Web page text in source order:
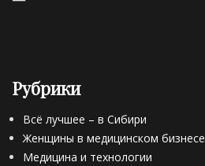
Рубрики
Всё лучшее – в Сибири
Женщины в медицинском бизнесе
Медицина и технологии